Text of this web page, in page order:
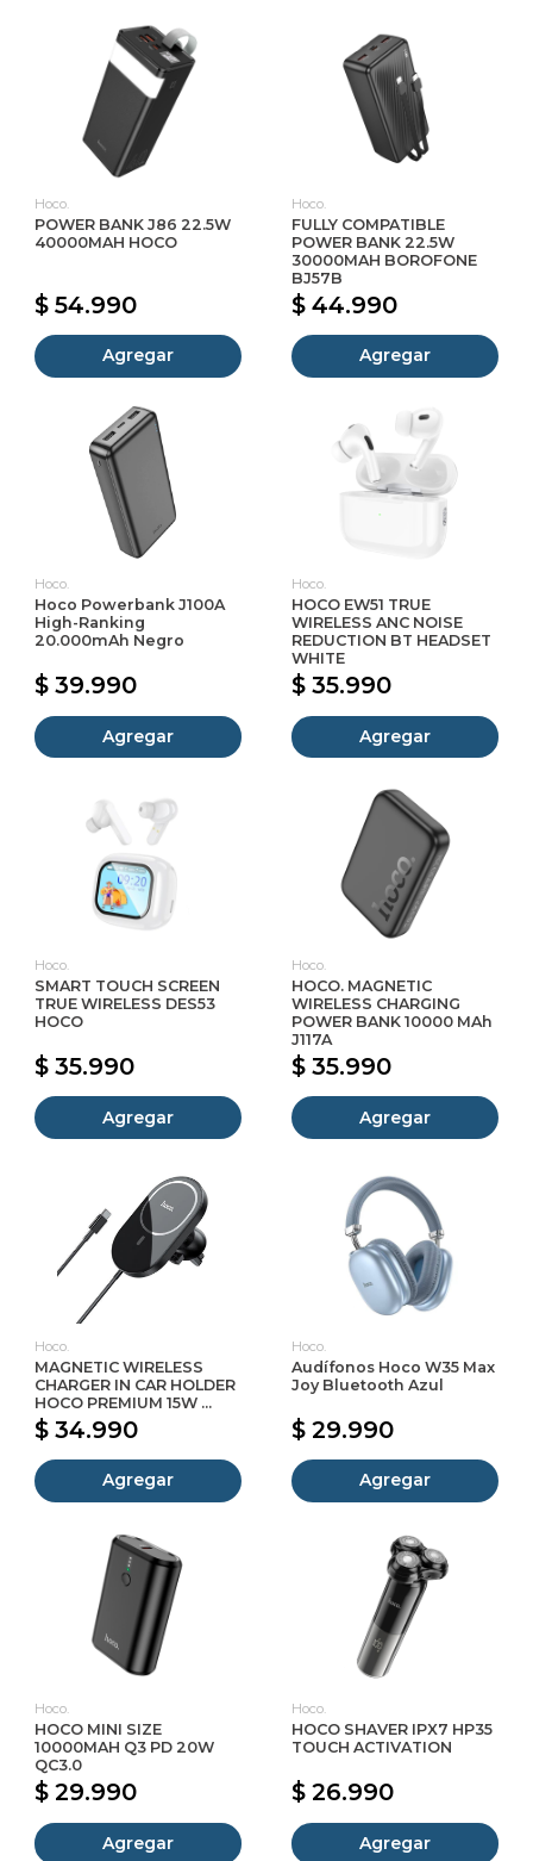
Hoco.
POWER BANK J86 22.5W
40000MAH HOCO
$ 54.990
Agregar
Hoco.
FULLY COMPATIBLE
POWER BANK 22.5W
30000MAH BOROFONE
BJ57B
$ 44.990
Agregar
Hoco.
Hoco Powerbank J100A
High-Ranking
20.000mAh Negro
$ 39.990
Agregar
Hoco.
HOCO EW51 TRUE
WIRELESS ANC NOISE
REDUCTION BT HEADSET
WHITE
$ 35.990
Agregar
Hoco.
SMART TOUCH SCREEN
TRUE WIRELESS DES53
HOCO
$ 35.990
Agregar
Hoco.
HOCO. MAGNETIC
WIRELESS CHARGING
POWER BANK 10000 MAh
J117A
$ 35.990
Agregar
Hoco.
MAGNETIC WIRELESS
CHARGER IN CAR HOLDER
HOCO PREMIUM 15W ...
$ 34.990
Agregar
Hoco.
Audífonos Hoco W35 Max
Joy Bluetooth Azul
$ 29.990
Agregar
Hoco.
HOCO MINI SIZE
10000MAH Q3 PD 20W
QC3.0
$ 29.990
Agregar
Hoco.
HOCO SHAVER IPX7 HP35
TOUCH ACTIVATION
$ 26.990
Agregar